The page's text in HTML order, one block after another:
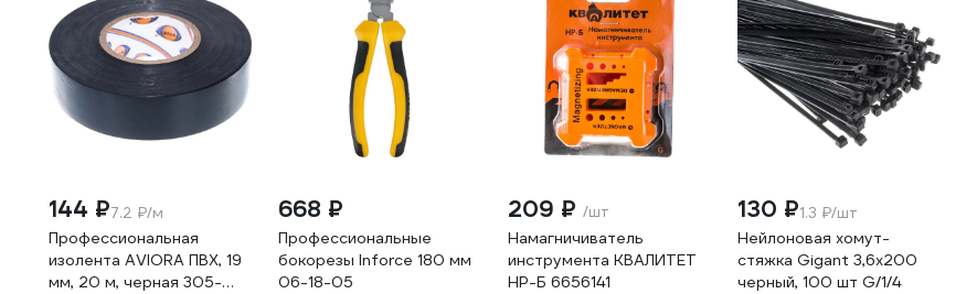
144 ₽7.2 ₽/м
Профессиональная
изолента AVIORA ПВХ, 19
мм, 20 м, черная 305-
668 ₽
Профессиональные
бокорезы Inforce 180 мм
06-18-05
209 ₽ /шт
Намагничиватель
инструмента КВАЛИТЕТ
НР-Б 6656141
130 ₽1.3 ₽/шт
Нейлоновая хомут-
стяжка Gigant 3,6х200
черный, 100 шт G/1/4